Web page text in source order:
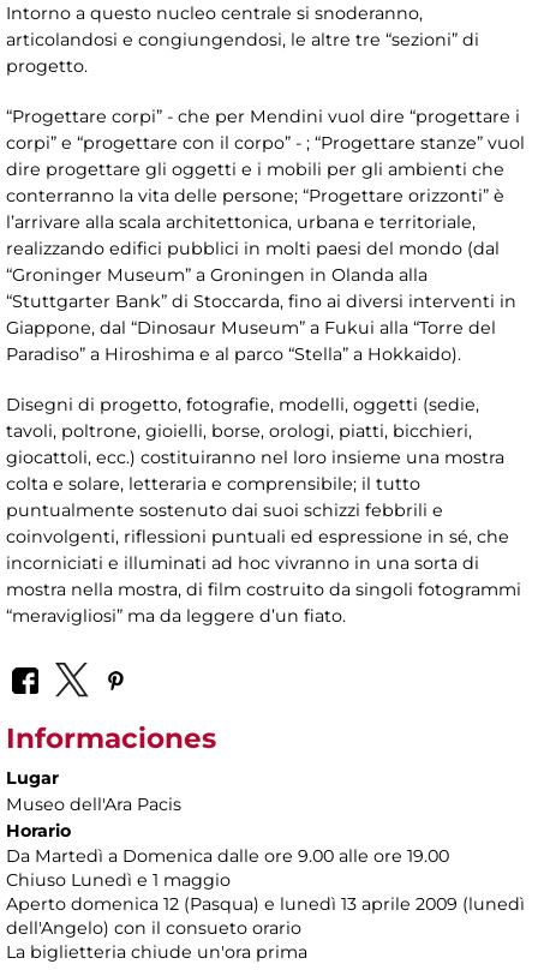
Intorno a questo nucleo centrale si snoderanno,
articolandosi e congiungendosi, le altre tre “sezioni” di
progetto.
“Progettare corpi” - che per Mendini vuol dire “progettare i
corpi” e “progettare con il corpo” - ; “Progettare stanze” vuol
dire progettare gli oggetti e i mobili per gli ambienti che
conterranno la vita delle persone; “Progettare orizzonti” è
l’arrivare alla scala architettonica, urbana e territoriale,
realizzando edifici pubblici in molti paesi del mondo (dal
“Groninger Museum” a Groningen in Olanda alla
“Stuttgarter Bank” di Stoccarda, fino ai diversi interventi in
Giappone, dal “Dinosaur Museum” a Fukui alla “Torre del
Paradiso” a Hiroshima e al parco “Stella” a Hokkaido).
Disegni di progetto, fotografie, modelli, oggetti (sedie,
tavoli, poltrone, gioielli, borse, orologi, piatti, bicchieri,
giocattoli, ecc.) costituiranno nel loro insieme una mostra
colta e solare, letteraria e comprensibile; il tutto
puntualmente sostenuto dai suoi schizzi febbrili e
coinvolgenti, riflessioni puntuali ed espressione in sé, che
incorniciati e illuminati ad hoc vivranno in una sorta di
mostra nella mostra, di film costruito da singoli fotogrammi
“meravigliosi” ma da leggere d’un fiato.
Informaciones
Lugar
Museo dell'Ara Pacis
Horario
Da Martedì a Domenica dalle ore 9.00 alle ore 19.00
Chiuso Lunedì e 1 maggio
Aperto domenica 12 (Pasqua) e lunedì 13 aprile 2009 (lunedì
dell'Angelo) con il consueto orario
La biglietteria chiude un'ora prima